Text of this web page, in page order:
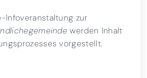
Infoveranstaltung zur
werden Inhalt
vorgestellt.